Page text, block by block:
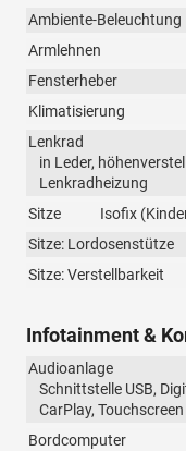
Ambiente-Beleuchtung
Armlehnen
Fensterheber
Klimatisierung
Lenkrad
in Leder,
Lenkradheizung
Sitze
Isofix
Sitze: Lordosenstütze
Sitze: Verstellbarkeit
Infotainment &
Audioanlage
Schnittstelle USB,
CarPlay, Touchscreen
Bordcomputer